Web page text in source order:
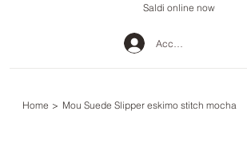
Saldi online now
Accedi
Home > Mou Suede Slipper eskimo stitch mocha